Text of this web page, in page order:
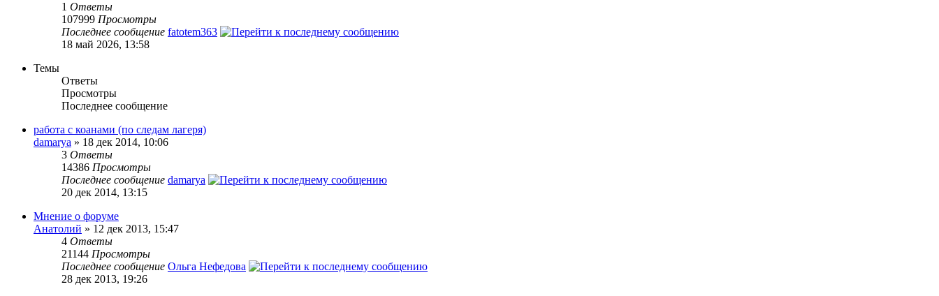
1 Ответы
107999 Просмотры
Последнее сообщение fatotem363
18 май 2026, 13:58
Темы
Ответы
Просмотры
Последнее сообщение
работа с коанами (по следам лагеря)
damarya » 18 дек 2014, 10:06
3 Ответы
14386 Просмотры
Последнее сообщение damarya
20 дек 2014, 13:15
Мнение о форуме
Анатолий » 12 дек 2013, 15:47
4 Ответы
21144 Просмотры
Последнее сообщение Ольга Нефедова
28 дек 2013, 19:26